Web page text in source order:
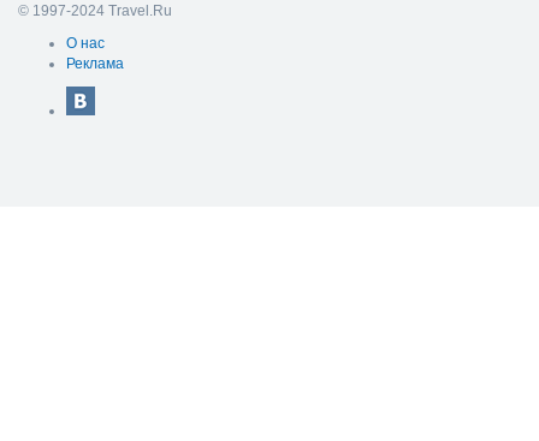
© 1997-2024 Travel.Ru
О нас
Реклама